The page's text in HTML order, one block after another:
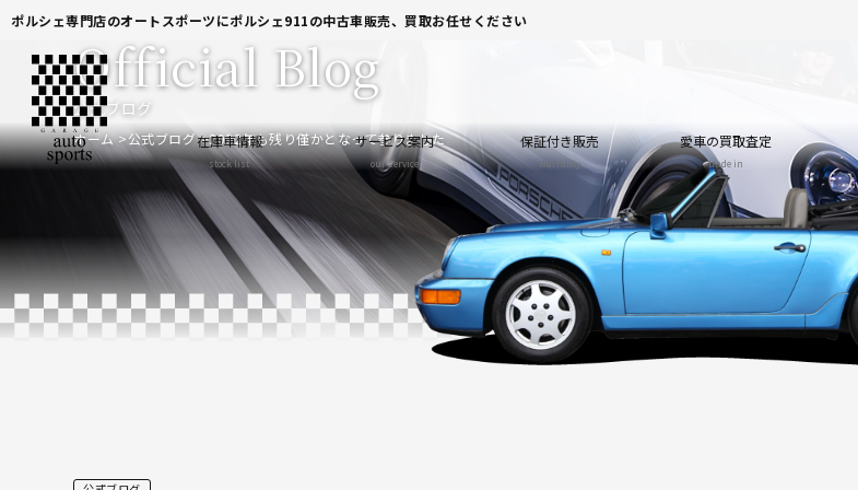
ポルシェ専門店のオートスポーツにポルシェ911の中古車販売、買取お任せください
在庫車情報
stock list
サービス案内
our service
保証付き販売
warranty
愛車の買取査定
trade in
公式ブログ
Official Blog
ホーム 公式ブログ 2022年も残り僅かとなって参りました